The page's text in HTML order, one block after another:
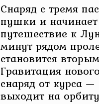
Снаряд с тремя
пушки и
путешествие к
минут рядом
становится
Гравитация
снаряд от курса
выходит на